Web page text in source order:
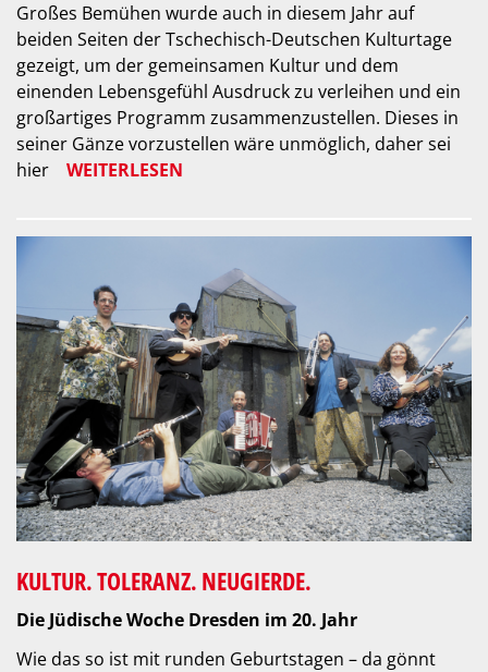
Großes Bemühen wurde auch in diesem Jahr auf
beiden Seiten der Tschechisch-Deutschen Kulturtage
gezeigt, um der gemeinsamen Kultur und dem
einenden Lebensgefühl Ausdruck zu verleihen und ein
großartiges Programm zusammenzustellen. Dieses in
seiner Gänze vorzustellen wäre unmöglich, daher sei
hier
WEITERLESEN
KULTUR. TOLERANZ. NEUGIERDE.
Die Jüdische Woche Dresden im 20. Jahr
Wie das so ist mit runden Geburtstagen – da gönnt